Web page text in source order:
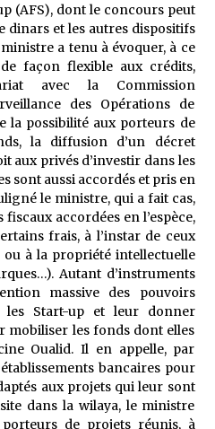
(AFS), dont le concours peut
dinars et les autres dispositifs
a tenu à évoquer, à ce
façon flexible aux crédits,
avec la Commission
des Opérations de
la possibilité aux porteurs de
la diffusion d’un décret
aux privés d’investir dans les
sont aussi accordés et pris en
le ministre, qui a fait cas,
accordées en l’espèce,
frais, à l’instar de ceux
à la propriété intellectuelle
Autant d’instruments
massive des pouvoirs
Start-up et leur donner
mobiliser les fonds dont elles
Oualid. Il en appelle, par
bancaires pour
aux projets qui leur sont
dans la wilaya, le ministre
porteurs de projets réunis, à